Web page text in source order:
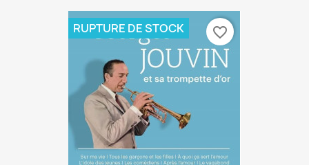
RUPTURE DE STOCK favorite_border